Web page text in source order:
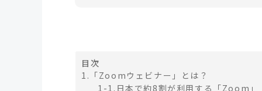
目次
1.「Zoomウェビナー」とは？
1-1.日本で約8割が利用する「Zoom」